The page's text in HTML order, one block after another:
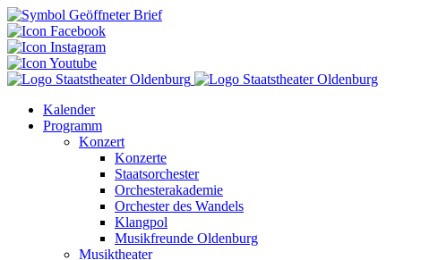
Kalender
Programm
Konzert
Konzerte
Staatsorchester
Orchesterakademie
Orchester des Wandels
Klangpol
Musikfreunde Oldenburg
Musiktheater